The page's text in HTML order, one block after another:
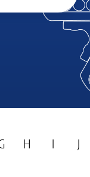
H I J